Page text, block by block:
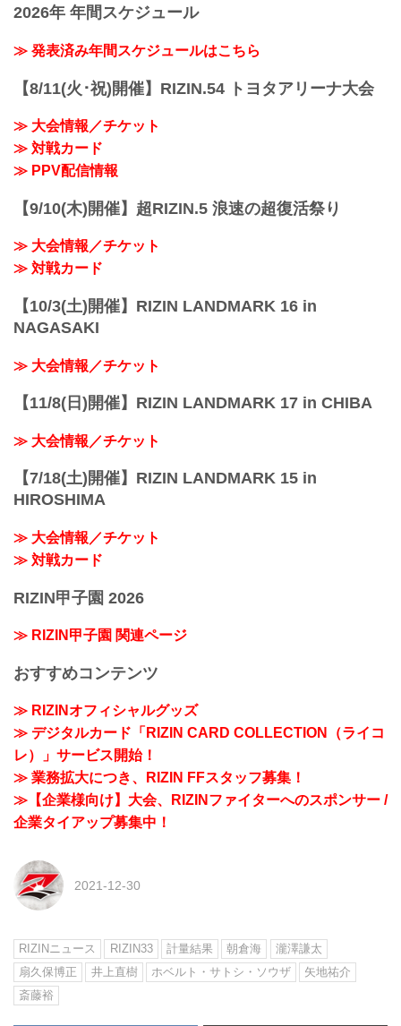
予定時間が前後することがありますので
会場
JR京浜東北線・JR上野東京ライン（宇都
宮線・高崎線）「さいたま新都心」駅か
試合リアルタイムで視聴しよう！
事前番組
日付 時間 放送・配信媒体 番組名・その
12/20（月） 20:30〜 RIZIN FF公式
2026年 年間スケジュール
≫ 発表済み年間スケジュールはこちら
【8/11(火･祝)開催】RIZIN.54 トヨタアリーナ大会
≫ 大会情報／チケット
≫ 対戦カード
≫ PPV配信情報
【9/10(木)開催】超RIZIN.5 浪速の超復活祭り
≫ 大会情報／チケット
≫ 対戦カード
【10/3(土)開催】RIZIN LANDMARK 16 in
NAGASAKI
≫ 大会情報／チケット
【11/8(日)開催】RIZIN LANDMARK 17 in CHIBA
≫ 大会情報／チケット
【7/18(土)開催】RIZIN LANDMARK 15 in
HIROSHIMA
≫ 大会情報／チケット
≫ 対戦カード
RIZIN甲子園 2026
≫ RIZIN甲子園 関連ページ
おすすめコンテンツ
≫ RIZINオフィシャルグッズ
≫ デジタルカード「RIZIN CARD COLLECTION（ライコ
レ）」サービス開始！
≫ 業務拡大につき、RIZIN FFスタッフ募集！
≫【企業様向け】大会、RIZINファイターへのスポンサー /
企業タイアップ募集中！
2021-12-30
RIZINニュース RIZIN33 計量結果 朝倉海
瀧澤謙太
扇久保博正
井上直樹 ホベルト・サトシ・ソウザ
矢地祐介
斎藤裕